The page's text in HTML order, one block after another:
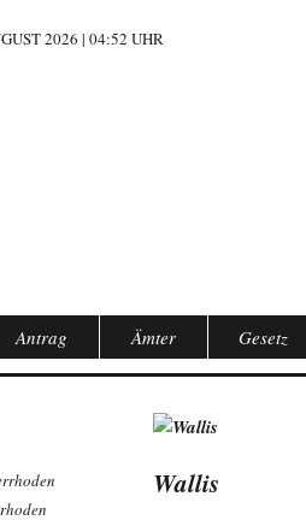
2026 | 04:52 UHR
Antrag Ämter Gesetz
Wallis